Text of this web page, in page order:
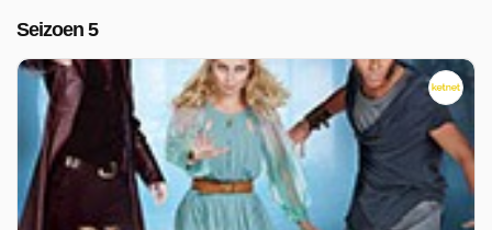
Seizoen 5